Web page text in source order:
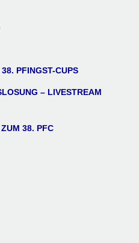
PFINGST-CUPS
– LIVESTREAM
38. PFC